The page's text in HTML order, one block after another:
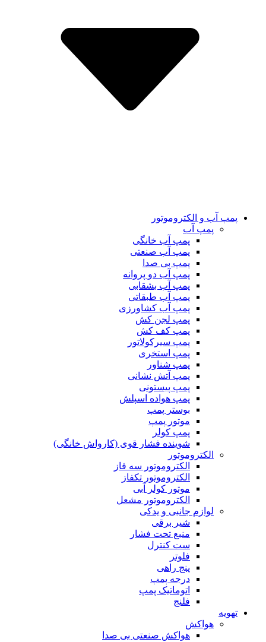
پمپ آب و الکتروموتور
پمپ آب
پمپ آب خانگی
پمپ آب صنعتی
پمپ بی صدا
پمپ آب دو پروانه
پمپ آب بشقابی
پمپ آب طبقاتی
پمپ آب کشاورزی
پمپ لجن کش
پمپ کف کش
پمپ سیرکولاتور
پمپ استخری
پمپ شناور
پمپ آتش نشانی
پمپ پیستونی
پمپ هواده اسپلش
بوستر پمپ
موتور پمپ
پمپ کولر
شوینده فشار قوی (کارواش خانگی)
الکتروموتور
الکتروموتور سه فاز
الکتروموتور تکفاز
موتور کولر آبی
الکتروموتور مشعل
لوازم جانبی و یدکی
شیر برقی
منبع تحت فشار
ست کنترل
فلوتر
پنج راهی
درجه پمپ
اتوماتیک پمپ
فلنج
تهویه
هواکش
هواکش صنعتی بی صدا